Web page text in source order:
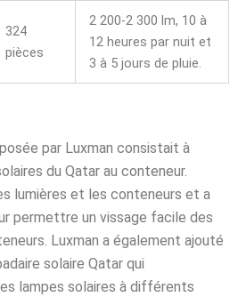
324
pièces
2 200-2 300 lm, 10 à
12 heures par nuit et
3 à 5 jours de pluie.
par Luxman consistait à
du Qatar au conteneur.
lumières et les conteneurs et a
permettre un vissage facile des
Luxman a également ajouté
solaire Qatar qui
lampes solaires à différents